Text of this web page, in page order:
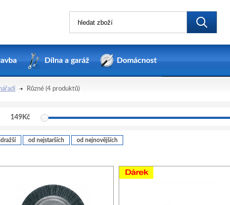
Dílna a garáž Domácnost
Různé (4 produktů)
149Kč
od nejstarších od nejnovějších